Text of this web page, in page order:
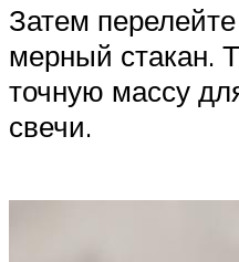
Затем
мерный стакан.
точную массу
свечи.